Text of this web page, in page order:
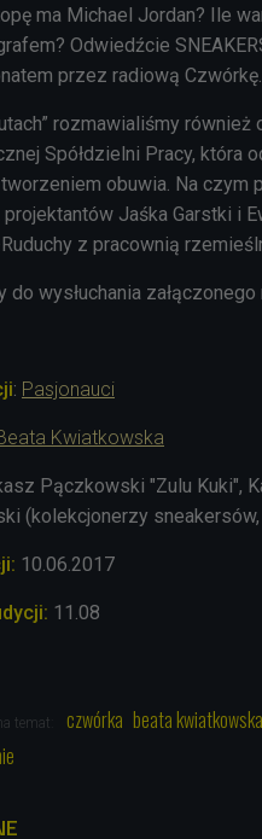
ma Michael Jordan? Ile
Odwiedźcie
przez radiową Czwórkę.
rozmawialiśmy również
Spółdzielni Pracy, która
obuwia. Na czym
projektantów Jaśka Garstki i
z pracownią
do wysłuchania załączonego
: Pasjonauci
Kwiatkowska
Pączkowski "Zulu Kuki",
(kolekcjonerzy
10.06.2017
11.08
temat: czwórka beata kwiatkowska